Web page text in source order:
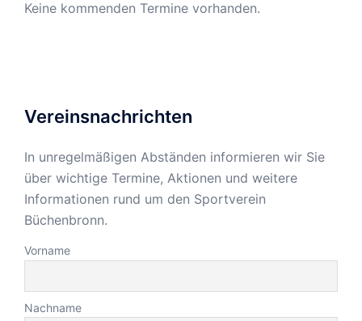
Keine kommenden Termine vorhanden.
Vereinsnachrichten
In unregelmäßigen Abständen informieren wir Sie
über wichtige Termine, Aktionen und weitere
Informationen rund um den Sportverein
Büchenbronn.
Vorname
Nachname